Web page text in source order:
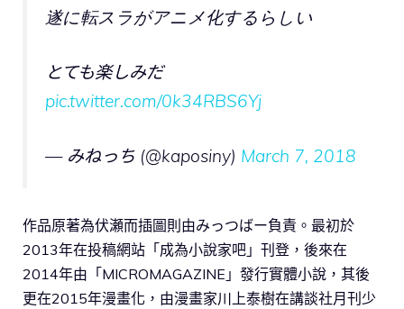
遂に転スラがアニメ化するらしい
とても楽しみだ
pic.twitter.com/0k34RBS6Yj
— みねっち (@kaposiny) March 7, 2018
作品原著為伏瀬而插圖則由みっつばー負責。最初於
2013年在投稿網站「成為小說家吧」刊登，後來在
2014年由「MICROMAGAZINE」發行實體小說，其後
更在2015年漫畫化，由漫畫家川上泰樹在講談社月刊少